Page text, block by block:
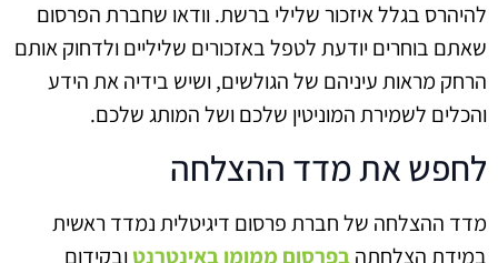
להיהרס בגלל איזכור שלילי ברשת. וודאו שחברת הפרסום
שאתם בוחרים יודעת לטפל באזכורים שליליים ולדחוק אותם
הרחק מראות עיניהם של הגולשים, ושיש בידיה את הידע
והכלים לשמירת המוניטין שלכם ושל המותג שלכם.
לחפש את מדד ההצלחה
מדד ההצלחה של חברת פרסום דיגיטלית נמדד ראשית
במידת הצלחתהבפרסום ממומן באינטרנטובקידום